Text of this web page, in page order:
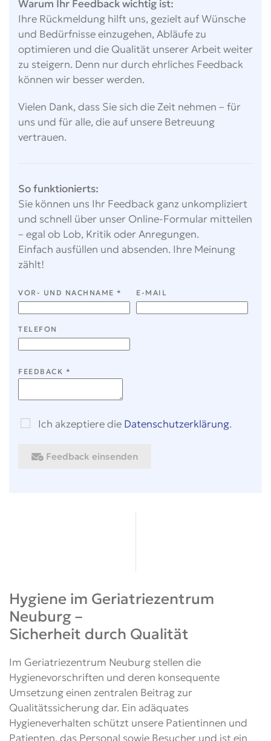
Warum Ihr Feedback wichtig ist:
Ihre Rückmeldung hilft uns, gezielt auf Wünsche
und Bedürfnisse einzugehen, Abläufe zu
optimieren und die Qualität unserer Arbeit weiter
zu steigern. Denn nur durch ehrliches Feedback
können wir besser werden.
Vielen Dank, dass Sie sich die Zeit nehmen – für
uns und für alle, die auf unsere Betreuung
vertrauen.
So funktionierts:
Sie können uns Ihr Feedback ganz unkompliziert
und schnell über unser Online-Formular mitteilen
– egal ob Lob, Kritik oder Anregungen.
Einfach ausfüllen und absenden. Ihre Meinung
zählt!
VOR- UND NACHNAME * E-MAIL
TELEFON
FEEDBACK *
Ich akzeptiere die Datenschutzerklärung.
Feedback einsenden
Hygiene im Geriatrie­zentrum
Neuburg –
Sicherheit durch Qualität
Im Geriatriezentrum Neuburg stellen die
Hygienevorschriften und deren konsequente
Umsetzung einen zentralen Beitrag zur
Qualitätssicherung dar. Ein adäquates
Hygieneverhalten schützt unsere Patientinnen und
Patienten, das Personal sowie Besucher und ist ein